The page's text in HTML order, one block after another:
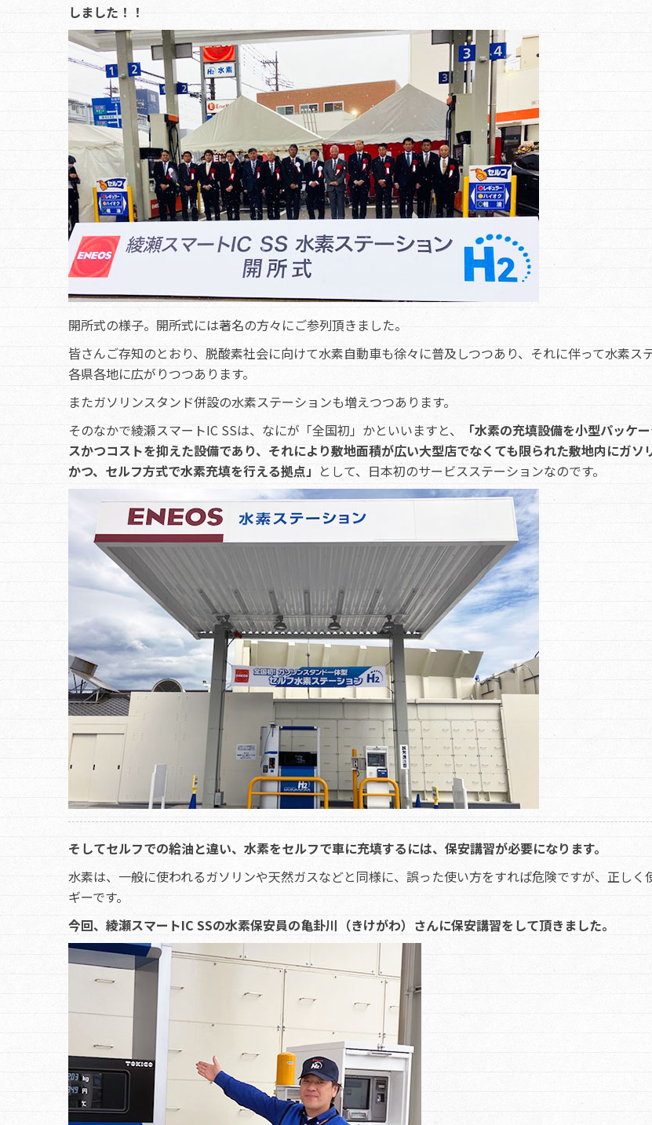
しました！！
開所式の様子。開所式には著名の方々にご参列頂きました。
皆さんご存知のとおり、脱酸素社会に向けて水素自動車も徐々に普及しつつあり、それに伴って水素ス
各県各地に広がりつつあります。
またガソリンスタンド併設の水素ステーションも増えつつあります。
そのなかで綾瀬スマートIC SSは、なにが「全国初」かといいますと、
「水素の充填設備を小型パッケ
スかつコストを抑えた設備であり、それにより敷地面積が広い大型店でなくても限られた敷地内にガソ
かつ、セルフ方式で水素充填を行える拠点」 として、日本初のサービスステーションなのです。
そしてセルフでの給油と違い、水素をセルフで車に充填するには、保安講習が必要になります。
水素は、一般に使われるガソリンや天然ガスなどと同様に、誤った使い方をすれば危険ですが、正しく
ギーです。
今回、綾瀬スマートIC SSの水素保安員の亀卦川（きけがわ）さんに保安講習をして頂きました。